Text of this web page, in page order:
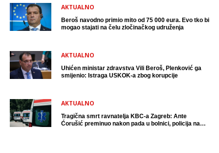
AKTUALNO
Beroš navodno primio mito od 75 000 eura. Evo tko bi
mogao stajati na čelu zločinačkog udruženja
AKTUALNO
Uhićen ministar zdravstva Vili Beroš, Plenković ga
smijenio: Istraga USKOK-a zbog korupcije
AKTUALNO
Tragična smrt ravnatelja KBC-a Zagreb: Ante
Ćorušić preminuo nakon pada u bolnici, policija na